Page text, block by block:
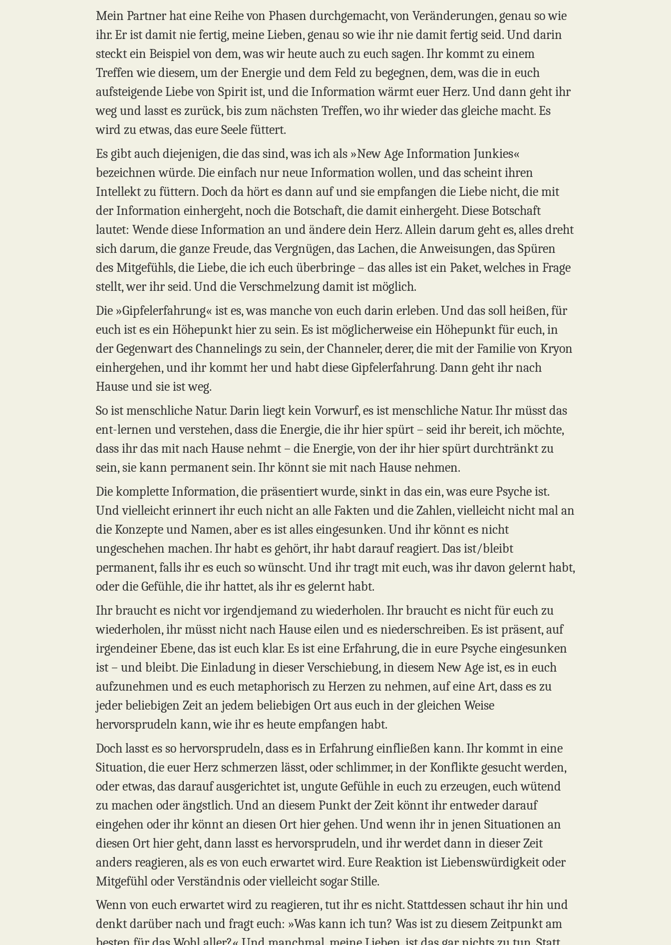
Mein Partner hat eine Reihe von Phasen durchgemacht, von Veränderungen, genau so wie
ihr. Er ist damit nie fertig, meine Lieben, genau so wie ihr nie damit fertig seid. Und darin
steckt ein Beispiel von dem, was wir heute auch zu euch sagen. Ihr kommt zu einem
Treffen wie diesem, um der Energie und dem Feld zu begegnen, dem, was die in euch
aufsteigende Liebe von Spirit ist, und die Information wärmt euer Herz. Und dann geht ihr
weg und lasst es zurück, bis zum nächsten Treffen, wo ihr wieder das gleiche macht. Es
wird zu etwas, das eure Seele füttert.
Es gibt auch diejenigen, die das sind, was ich als »New Age Information Junkies«
bezeichnen würde. Die einfach nur neue Information wollen, und das scheint ihren
Intellekt zu füttern. Doch da hört es dann auf und sie empfangen die Liebe nicht, die mit
der Information einhergeht, noch die Botschaft, die damit einhergeht. Diese Botschaft
lautet: Wende diese Information an und ändere dein Herz. Allein darum geht es, alles dreht
sich darum, die ganze Freude, das Vergnügen, das Lachen, die Anweisungen, das Spüren
des Mitgefühls, die Liebe, die ich euch überbringe – das alles ist ein Paket, welches in Frage
stellt, wer ihr seid. Und die Verschmelzung damit ist möglich.
Die »Gipfelerfahrung« ist es, was manche von euch darin erleben. Und das soll heißen, für
euch ist es ein Höhepunkt hier zu sein. Es ist möglicherweise ein Höhepunkt für euch, in
der Gegenwart des Channelings zu sein, der Channeler, derer, die mit der Familie von Kryon
einhergehen, und ihr kommt her und habt diese Gipfelerfahrung. Dann geht ihr nach
Hause und sie ist weg.
So ist menschliche Natur. Darin liegt kein Vorwurf, es ist menschliche Natur. Ihr müsst das
ent-lernen und verstehen, dass die Energie, die ihr hier spürt – seid ihr bereit, ich möchte,
dass ihr das mit nach Hause nehmt – die Energie, von der ihr hier spürt durchtränkt zu
sein, sie kann permanent sein. Ihr könnt sie mit nach Hause nehmen.
Die komplette Information, die präsentiert wurde, sinkt in das ein, was eure Psyche ist.
Und vielleicht erinnert ihr euch nicht an alle Fakten und die Zahlen, vielleicht nicht mal an
die Konzepte und Namen, aber es ist alles eingesunken. Und ihr könnt es nicht
ungeschehen machen. Ihr habt es gehört, ihr habt darauf reagiert. Das ist/bleibt
permanent, falls ihr es euch so wünscht. Und ihr tragt mit euch, was ihr davon gelernt habt,
oder die Gefühle, die ihr hattet, als ihr es gelernt habt.
Ihr braucht es nicht vor irgendjemand zu wiederholen. Ihr braucht es nicht für euch zu
wiederholen, ihr müsst nicht nach Hause eilen und es niederschreiben. Es ist präsent, auf
irgendeiner Ebene, das ist euch klar. Es ist eine Erfahrung, die in eure Psyche eingesunken
ist – und bleibt. Die Einladung in dieser Verschiebung, in diesem New Age ist, es in euch
aufzunehmen und es euch metaphorisch zu Herzen zu nehmen, auf eine Art, dass es zu
jeder beliebigen Zeit an jedem beliebigen Ort aus euch in der gleichen Weise
hervorsprudeln kann, wie ihr es heute empfangen habt.
Doch lasst es so hervorsprudeln, dass es in Erfahrung einfließen kann. Ihr kommt in eine
Situation, die euer Herz schmerzen lässt, oder schlimmer, in der Konflikte gesucht werden,
oder etwas, das darauf ausgerichtet ist, ungute Gefühle in euch zu erzeugen, euch wütend
zu machen oder ängstlich. Und an diesem Punkt der Zeit könnt ihr entweder darauf
eingehen oder ihr könnt an diesen Ort hier gehen. Und wenn ihr in jenen Situationen an
diesen Ort hier geht, dann lasst es hervorsprudeln, und ihr werdet dann in dieser Zeit
anders reagieren, als es von euch erwartet wird. Eure Reaktion ist Liebenswürdigkeit oder
Mitgefühl oder Verständnis oder vielleicht sogar Stille.
Wenn von euch erwartet wird zu reagieren, tut ihr es nicht. Stattdessen schaut ihr hin und
denkt darüber nach und fragt euch: »Was kann ich tun? Was ist zu diesem Zeitpunkt am